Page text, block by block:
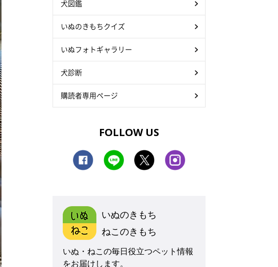
犬図鑑
いぬのきもちクイズ
いぬフォトギャラリー
犬診断
購読者専用ページ
FOLLOW US
いぬのきもち
ねこのきもち
いぬ・ねこの毎日役立つペット情報
をお届けします。